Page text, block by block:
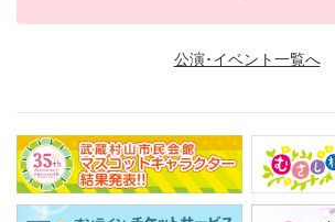
公演･イベント一覧へ